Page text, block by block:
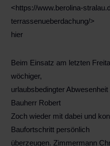
<https://www.berolina-
terrassenueberdachung/>
hier
Beim Einsatz am letzten
wöchiger,
urlaubsbedingter
Bauherr Robert
Zoch wieder mit dabei und
Baufortschritt persönlich
überzeugen. Zimmermann